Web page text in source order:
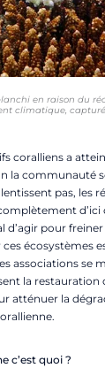
en raison du
climatique,
coralliens a
la communauté
pas, les
d’ici
d’agir pour
écosystèmes
associations se
la restauration
atténuer la
c’est quoi ?